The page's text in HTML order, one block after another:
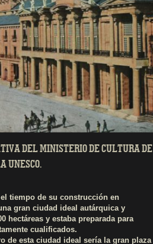
DEL MINISTERIO DE CULTURA DE
UNESCO.
tiempo de su construcción en
gran ciudad ideal autárquica y
hectáreas y estaba preparada para
cualificados.
de esta ciudad ideal sería la gran plaza